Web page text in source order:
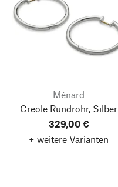
Ménard
Creole Rundrohr, Silber
329,00 €
+ weitere Varianten